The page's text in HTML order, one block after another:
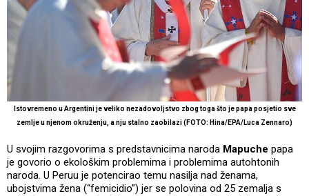
Istovremeno u Argentini je veliko nezadovoljstvo zbog toga što je papa posjetio sve
zemlje u njenom okruženju, a nju stalno zaobilazi (FOTO: Hina/EPA/Luca Zennaro)
U svojim razgovorima s predstavnicima naroda Mapuche papa
je govorio o ekološkim problemima i problemima autohtonih
naroda. U Peruu je potencirao temu nasilja nad ženama,
ubojstvima žena (“femicidio”) jer se polovina od 25 zemalja s